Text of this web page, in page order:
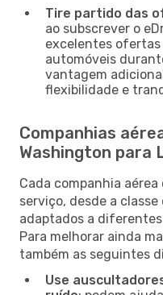
Tire partido das
ao subscrever o
excelentes ofertas
automóveis
vantagem
flexibilidade e
Companhias
Washington para
Cada companhia
serviço, desde a
adaptados a
Para melhorar ainda
também as seguintes
Use